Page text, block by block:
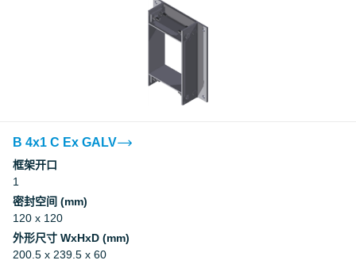
B 4x1 C Ex GALV
框架开口
1
密封空间 (mm)
120 x 120
外形尺寸 WxHxD (mm)
200.5 x 239.5 x 60